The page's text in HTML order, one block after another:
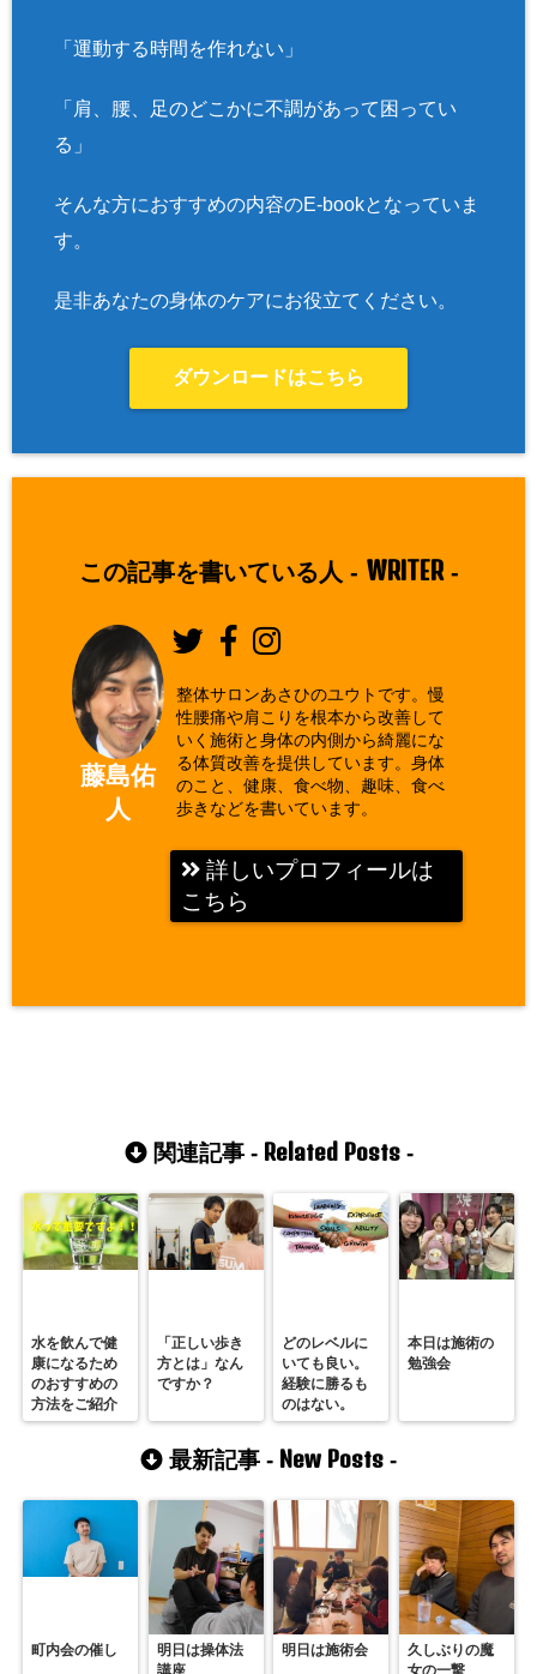
「運動する時間を作れない」
「肩、腰、足のどこかに不調があって困ってい
る」
そんな方におすすめの内容のE-bookとなっていま
す。
是非あなたの身体のケアにお役立てください。
ダウンロードはこちら
この記事を書いている人 - WRITER-
藤島佑
人
整体サロンあさひのユウトです。慢
性腰痛や肩こりを根本から改善して
いく施術と身体の内側から綺麗にな
る体質改善を提供しています。身体
のこと、健康、食べ物、趣味、食べ
歩きなどを書いています。
詳しいプロフィールは
こちら
関連記事 - Related Posts-
水を飲んで健
康になるため
のおすすめの
方法をご紹介
「正しい歩き
方とは」なん
ですか？
どのレベルに
いても良い。
経験に勝るも
のはない。
本日は施術の
勉強会
最新記事 - New Posts -
町内会の催し
明日は操体法
講座
明日は施術会
久しぶりの魔
女の一撃